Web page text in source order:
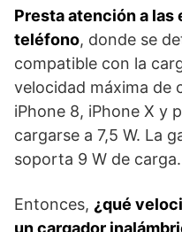
Presta atención a
teléfono, donde se
compatible con la
velocidad máxima de
iPhone 8, iPhone X y
cargarse a 7,5 W. La
soporta 9 W de carga.
Entonces, ¿qué
un cargador